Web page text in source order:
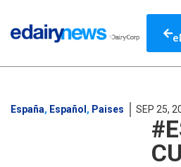
España, Español , Paises SEP 25,